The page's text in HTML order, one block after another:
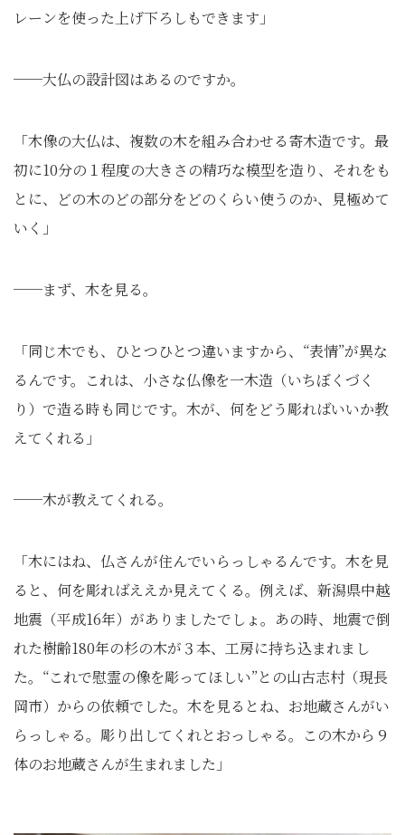
レーンを使った上げ下ろしもできます」
──大仏の設計図はあるのですか。
「木像の大仏は、複数の木を組み合わせる寄木造です。最
初に10分の１程度の大きさの精巧な模型を造り、それをも
とに、どの木のどの部分をどのくらい使うのか、見極めて
いく」
──まず、木を見る。
「同じ木でも、ひとつひとつ違いますから、“表情”が異な
るんです。これは、小さな仏像を一木造（いちぼくづく
り）で造る時も同じです。木が、何をどう彫ればいいか教
えてくれる」
──木が教えてくれる。
「木にはね、仏さんが住んでいらっしゃるんです。木を見
ると、何を彫ればええか見えてくる。例えば、新潟県中越
地震（平成16年）がありましたでしょ。あの時、地震で倒
れた樹齢180年の杉の木が３本、工房に持ち込まれまし
た。“これで慰霊の像を彫ってほしい”との山古志村（現長
岡市）からの依頼でした。木を見るとね、お地蔵さんがい
らっしゃる。彫り出してくれとおっしゃる。この木から９
体のお地蔵さんが生まれました」